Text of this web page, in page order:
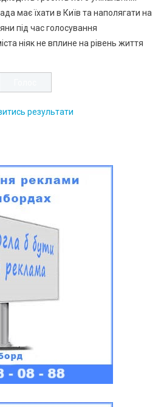
має їхати в Київ та наполягати на
під час голосування
ніяк не вплине на рівень життя
результати